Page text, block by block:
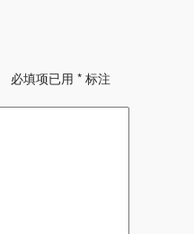
必填项已用 *标注